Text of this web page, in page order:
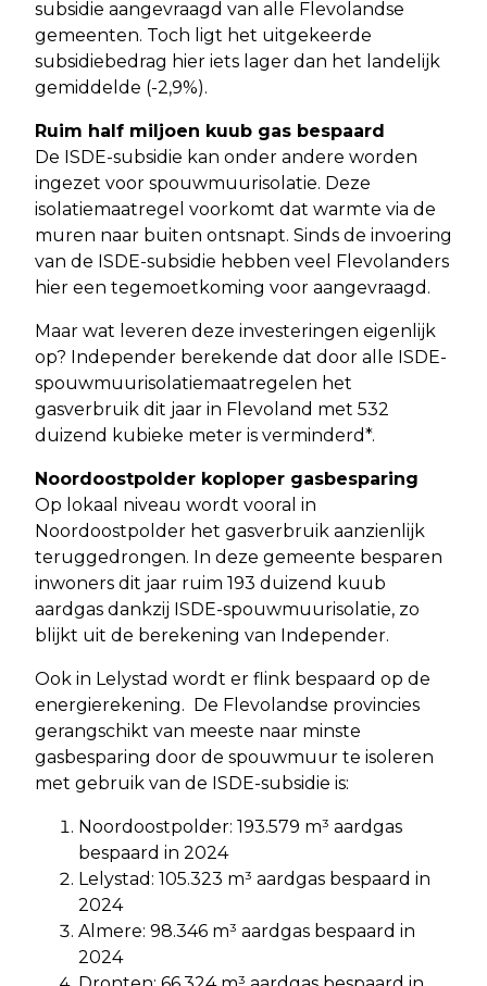
subsidie aangevraagd van alle Flevolandse
gemeenten. Toch ligt het uitgekeerde
subsidiebedrag hier iets lager dan het landelijk
gemiddelde (-2,9%).
Ruim half miljoen kuub gas bespaard
De ISDE-subsidie kan onder andere worden
ingezet voor spouwmuurisolatie. Deze
isolatiemaatregel voorkomt dat warmte via de
muren naar buiten ontsnapt. Sinds de invoering
van de ISDE-subsidie hebben veel Flevolanders
hier een tegemoetkoming voor aangevraagd.
Maar wat leveren deze investeringen eigenlijk
op? Independer berekende dat door alle ISDE-
spouwmuurisolatiemaatregelen het
gasverbruik dit jaar in Flevoland met 532
duizend kubieke meter is verminderd*.
Noordoostpolder koploper gasbesparing
Op lokaal niveau wordt vooral in
Noordoostpolder het gasverbruik aanzienlijk
teruggedrongen. In deze gemeente besparen
inwoners dit jaar ruim 193 duizend kuub
aardgas dankzij ISDE-spouwmuurisolatie, zo
blijkt uit de berekening van Independer.
Ook in Lelystad wordt er flink bespaard op de
energierekening. De Flevolandse provincies
gerangschikt van meeste naar minste
gasbesparing door de spouwmuur te isoleren
met gebruik van de ISDE-subsidie is:
Noordoostpolder: 193.579 m³ aardgas
bespaard in 2024
Lelystad: 105.323 m³ aardgas bespaard in
2024
Almere: 98.346 m³ aardgas bespaard in
2024